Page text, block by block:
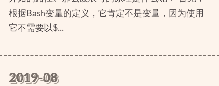
根据Bash变量的定义，它肯定不是变量，因为使用
它不需要以$...
2019-08